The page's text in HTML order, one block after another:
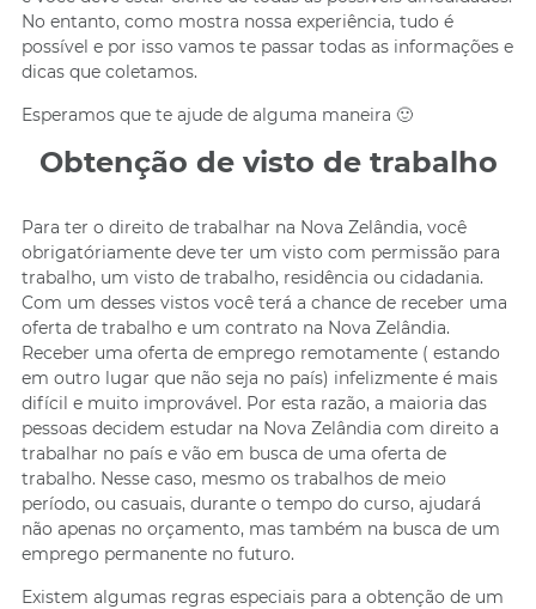
No entanto, como mostra nossa experiência, tudo é
possível e por isso vamos te passar todas as informações e
dicas que coletamos.
Esperamos que te ajude de alguma maneira 🙂
Obtenção de visto de trabalho
Para ter o direito de trabalhar na Nova Zelândia, você
obrigatóriamente deve ter um visto com permissão para
trabalho, um visto de trabalho, residência ou cidadania.
Com um desses vistos você terá a chance de receber uma
oferta de trabalho e um contrato na Nova Zelândia.
Receber uma oferta de emprego remotamente ( estando
em outro lugar que não seja no país) infelizmente é mais
difícil e muito improvável. Por esta razão, a maioria das
pessoas decidem estudar na Nova Zelândia com direito a
trabalhar no país e vão em busca de uma oferta de
trabalho. Nesse caso, mesmo os trabalhos de meio
período, ou casuais, durante o tempo do curso, ajudará
não apenas no orçamento, mas também na busca de um
emprego permanente no futuro.
Existem algumas regras especiais para a obtenção de um